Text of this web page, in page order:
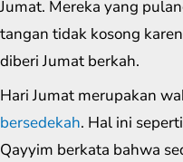
Jumat. Mereka yang
tangan tidak kosong
diberi Jumat berkah.
Hari Jumat merupakan
bersedekah. Hal ini
Qayyim berkata bahwa